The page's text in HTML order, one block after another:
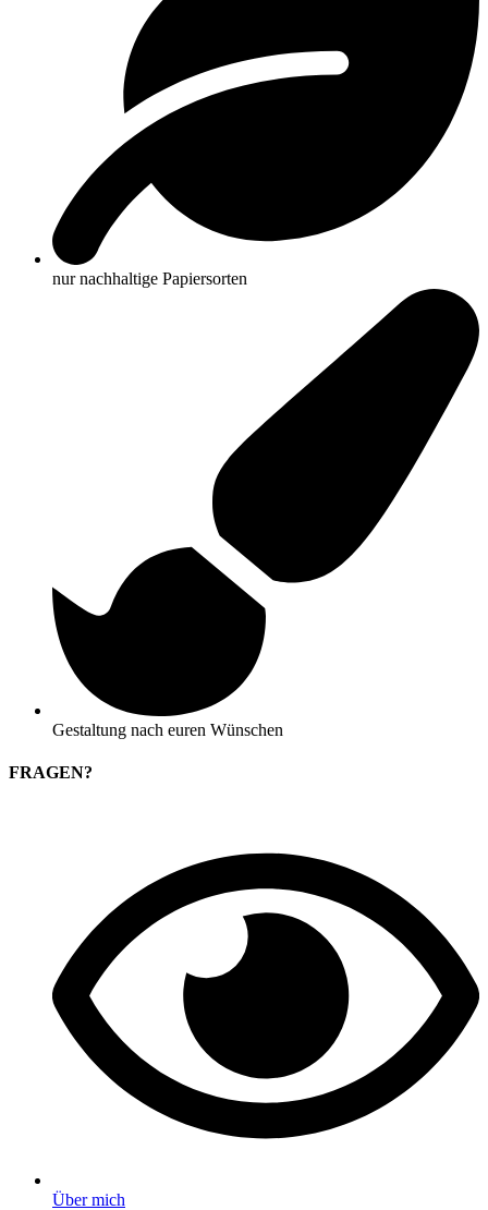
nur nachhaltige Papiersorten
Gestaltung nach euren Wünschen
FRAGEN?
Über mich